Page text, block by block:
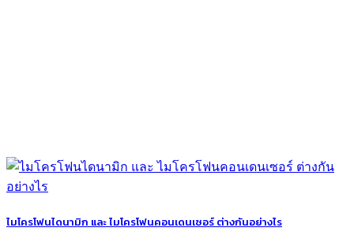
ไมโครโฟนไดนามิก และ ไมโครโฟนคอนเดนเซอร์ ต่างกันอย่างไร